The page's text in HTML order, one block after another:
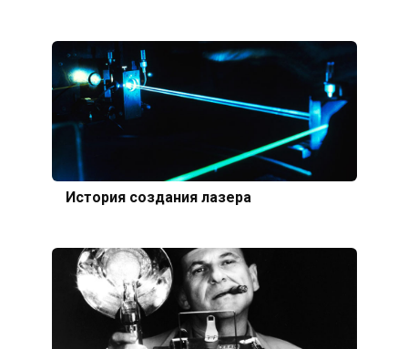
История создания лазера